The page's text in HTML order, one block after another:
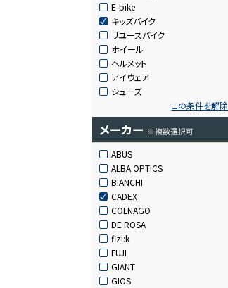
E-bike
キッズバイク
リユースバイク
ホイール
ヘルメット
アイウェア
シューズ
この条件を解
メーカー ※複数選択可
ABUS
ALBA OPTICS
BIANCHI
CADEX
COLNAGO
DE ROSA
fizi:k
FUJI
GIANT
GIOS